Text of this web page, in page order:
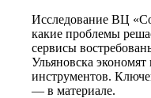
Исследование ВЦ
какие проблемы
сервисы
Ульяновска
инструментов.
— в материале.